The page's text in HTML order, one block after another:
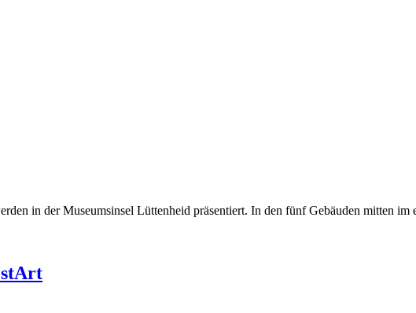
in der Museumsinsel Lüttenheid präsentiert. In den fünf Gebäuden mitten